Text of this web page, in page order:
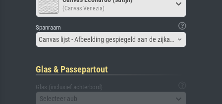
(Canvas Venezia)
Spanraam
Canvas lijst - Afbeelding gespiegeld aan de zijkant
Glas & Passepartout
Glas (inclusief achterbord)
Selecteer aub